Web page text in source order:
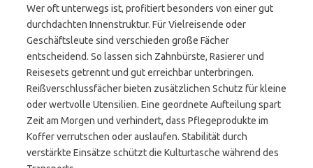
Wer oft unterwegs ist, profitiert besonders von einer gut
durchdachten Innenstruktur. Für Vielreisende oder
Geschäftsleute sind verschieden große Fächer
entscheidend. So lassen sich Zahnbürste, Rasierer und
Reisesets getrennt und gut erreichbar unterbringen.
Reißverschlussfächer bieten zusätzlichen Schutz für kleine
oder wertvolle Utensilien. Eine geordnete Aufteilung spart
Zeit am Morgen und verhindert, dass Pflegeprodukte im
Koffer verrutschen oder auslaufen. Stabilität durch
verstärkte Einsätze schützt die Kulturtasche während des